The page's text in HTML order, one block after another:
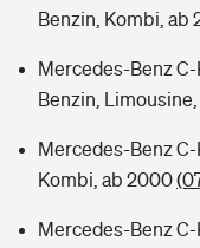
Benzin, Kombi, ab
Mercedes-Benz C-
Benzin,
Mercedes-Benz C-
Kombi, ab 2000
Mercedes-Benz C-